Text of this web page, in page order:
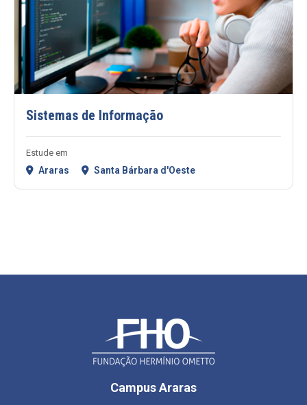
Sistemas de Informação
Estude em
Araras Santa Bárbara d'Oeste
Campus Araras